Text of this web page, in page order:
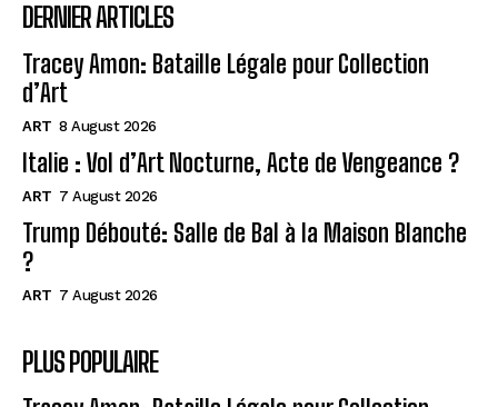
DERNIER ARTICLES
Tracey Amon: Bataille Légale pour Collection
d’Art
ART 8 August 2026
Italie : Vol d’Art Nocturne, Acte de Vengeance ?
ART 7 August 2026
Trump Débouté: Salle de Bal à la Maison Blanche
?
ART 7 August 2026
PLUS POPULAIRE